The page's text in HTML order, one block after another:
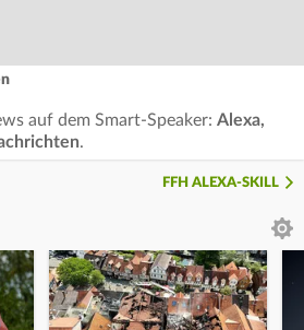
auf dem Smart-Speaker: Alexa,
.
FFH ALEXA-SKILL